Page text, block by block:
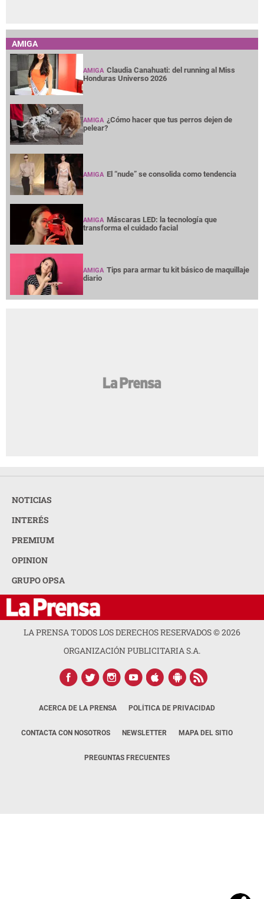
AMIGA
AMIGA Claudia Canahuati: del running al Miss
Honduras Universo 2026
AMIGA ¿Cómo hacer que tus perros dejen de
pelear?
AMIGA El “nude” se consolida como tendencia
AMIGA Máscaras LED: la tecnología que
transforma el cuidado facial
AMIGA Tips para armar tu kit básico de maquillaje
diario
NOTICIAS
INTERÉS
PREMIUM
OPINION
GRUPO OPSA
LA PRENSA TODOS LOS DERECHOS RESERVADOS ©2026
ORGANIZACIÓN PUBLICITARIA S.A.
ACERCA DE LA PRENSA POLÍTICA DE PRIVACIDAD
CONTACTA CON NOSOTROS NEWSLETTER MAPA DEL SITIO
PREGUNTAS FRECUENTES